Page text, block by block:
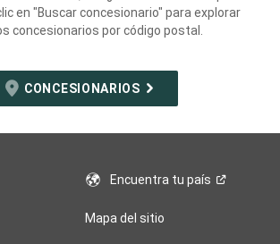
en "Buscar concesionario" para explorar
concesionarios por código postal.
CONCESIONARIOS
Encuentra tupaís
Mapa del sitio